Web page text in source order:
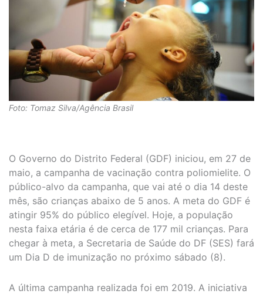
Foto: Tomaz Silva/Agência Brasil
O Governo do Distrito Federal (GDF) iniciou, em 27 de
maio, a campanha de vacinação contra poliomielite. O
público-alvo da campanha, que vai até o dia 14 deste
mês, são crianças abaixo de 5 anos. A meta do GDF é
atingir 95% do público elegível. Hoje, a população
nesta faixa etária é de cerca de 177 mil crianças. Para
chegar à meta, a Secretaria de Saúde do DF (SES) fará
um Dia D de imunização no próximo sábado (8).
A última campanha realizada foi em 2019. A iniciativa